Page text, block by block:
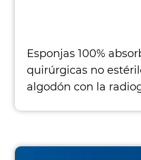
Esponjas 100%
quirúrgicas no
algodón con la